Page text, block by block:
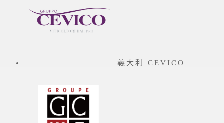
義大利 CEVICO